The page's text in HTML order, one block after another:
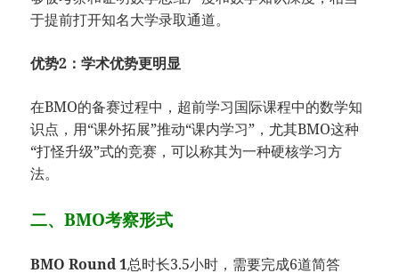
于提前打开知名大学录取通道。
优势2：学术优势更明显
在BMO的备赛过程中，超前学习国际课程中的数学知
识点，用“课外拓展”推动“课内学习”，尤其BMO这种
“打怪升级”式的竞赛，可以称其为一种硬核学习方
法。
二、BMO考察形式
BMO Round 1总时长3.5小时，需要完成6道简答